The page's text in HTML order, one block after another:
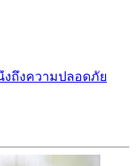
ถึงความปลอดภัย